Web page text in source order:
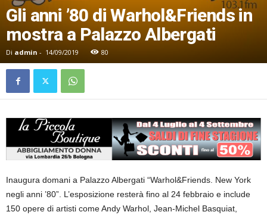
Gli anni ’80 di Warhol&Friends in
mostra a Palazzo Albergati
Di admin - 14/09/2019 80
Inaugura domani a Palazzo Albergati “Warhol&Friends. New York
negli anni ’80”. L’esposizione resterà fino al 24 febbraio e include
150 opere di artisti come Andy Warhol, Jean-Michel Basquiat,